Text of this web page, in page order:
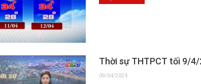
Thời sự THTPCT tối 9/
09/04/2024